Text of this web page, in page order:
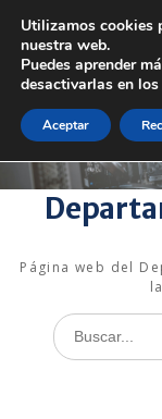
contenido
+34
Bienvenido a
Enlaces rápidos
Página web del
Buscar:
Utilizamos cookies
nuestra web.
Puedes aprender
desactivarlas en los
Aceptar